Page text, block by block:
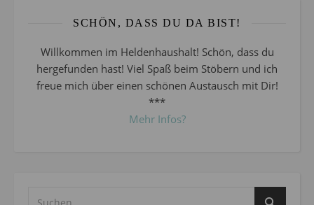
SCHÖN, DASS DU DA BIST!
Willkommen im Heldenhaushalt! Schön, dass du
hergefunden hast! Viel Spaß beim Stöbern und ich
freue mich über einen schönen Austausch mit Dir!
***
Mehr Infos?